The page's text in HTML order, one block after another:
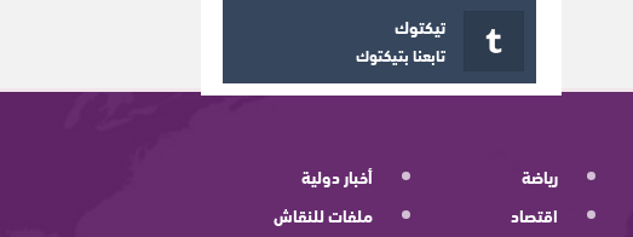
تيكتوك
تابعنا بتيكتوك
رياضة
اقتصاد
أخبار دولية
ملفات للنقاش